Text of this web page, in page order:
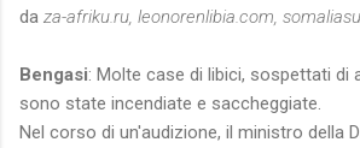
da za-afriku.ru, leonorenlibia.com,
Bengasi: Molte case di libici, sospettati di
sono state incendiate e saccheggiate.
Nel corso di un'audizione, il ministro della